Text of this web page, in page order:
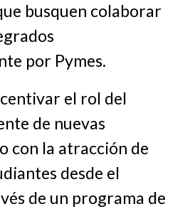
busquen colaborar
por Pymes.
el rol del
de nuevas
con la atracción de
desde el
de un programa de